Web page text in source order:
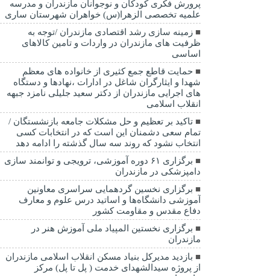
پرورش فکری کودکان و نوجوانان مازندران و مدرسه
علمیه تخصصی الزهرا(س) خواهران شهرستان ساری
زمینه سازی رشد اقتصادی مازندران /توجه به
ظرفیت های مازندران در واردات و تامین کالاهای
اساسی
حمایت قاطع جمع کثیری از خانواده های معظم
شهدا و ایثارگران شاغل در ادارات ،نهادها و دستگاه
های اجرایی مازندران از دکتر سعید جلیلی نامزد جبهه
انقلاب اسلامی
تاکید بر تعظیم و حل مشکلات جامعه بازنشستگان /
تمام سعی دشمنان این است که در انتخابات کسی
انتخاب نشود که روند سه سال گذشته را ادامه دهد
برگزاری ۶۱ دوره آموزشی، ترویجی و توانمند سازی
دامپزشکی در مازندران
برگزاری نخسین گردهمایی سراسری معاونین
آموزشی دانشگاه‌ها و اساتید درس علوم و معارف
دفاع مقدس و مقاومت کشور
برگزاری نخستین المپیاد ملی آموزش هنر در
مازندران
بازدید مدیرکل بنیاد مسکن انقلاب اسلامی مازندران
از پروژه سیدالشهدای خدمت ( پل تا پل) مرکز